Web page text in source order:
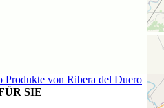
Produkte von Ribera del Duero
SIE